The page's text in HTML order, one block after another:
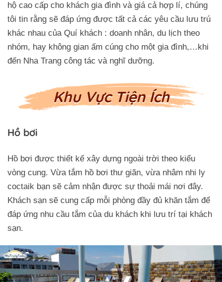
hộ cao cấp cho khách gia đình và giá cả hợp lí, chúng
tôi tin rằng sẽ đáp ứng được tất cả các yêu cầu lưu trú
khác nhau của Quí khách : doanh nhân, du lịch theo
nhóm, hay không gian ấm cúng cho một gia đình,…khi
đến Nha Trang công tác và nghĩ dưỡng.
Khu Vực Tiện Ích
Hồ bơi
Hồ bơi được thiết kế xây dựng ngoài trời theo kiểu
vòng cung. Vừa tắm hồ bơi thư giãn, vừa nhâm nhi ly
coctaik bạn sẽ cảm nhận được sự thoải mái nơi đây.
Khách sạn sẽ cung cấp mỗi phòng đầy đủ khăn tắm để
đáp ứng nhu cầu tắm của du khách khi lưu trí tại khách
sạn.